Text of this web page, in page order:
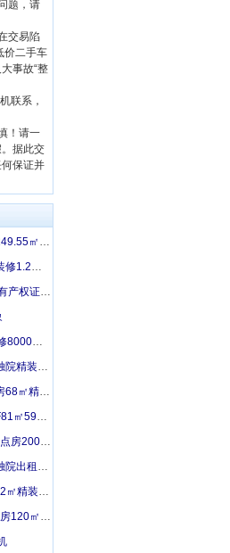
题，请
交易陷
价二手车
事故“整
联系，
！请一
据此交
保证并
24905泉兴小区三层独院249.55㎡精装修155万出售
28009庄头村二层独院简装修1.2万/年出租可议价
24902文化路福馨苑车库,有产权证,24平方米,8万出售
28039安居一区80㎡精装修8000元/年出租
28079窑头新村三间平房独院精装修1万/年出租
28100惠祥街纯一层网点房68㎡精装修1.6万/年出租
24909盟旺世家一期1/12F81㎡59万出售
28070店子山二路1-2层网点房200㎡精装修4万/年出租
27938大韩村临河路平房独院出租带大院子门前停车便利
24853山东华府C区12楼82㎡精装修带家具家电50万出售
27996电器市场1-2层网点房120㎡换新门窗1.6万/年出租